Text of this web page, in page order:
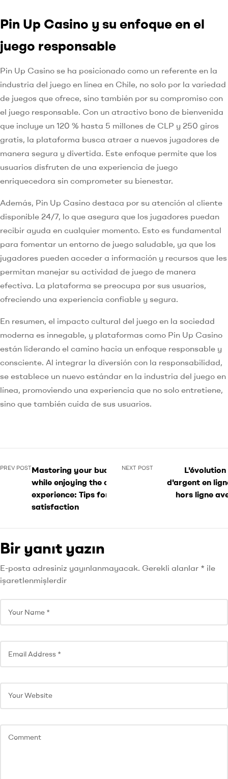
Pin Up Casino y su enfoque en el
juego responsable
Pin Up Casino se ha posicionado como un referente en la
industria del juego en línea en Chile, no solo por la variedad
de juegos que ofrece, sino también por su compromiso con
el juego responsable. Con un atractivo bono de bienvenida
que incluye un 120 % hasta 5 millones de CLP y 250 giros
gratis, la plataforma busca atraer a nuevos jugadores de
manera segura y divertida. Este enfoque permite que los
usuarios disfruten de una experiencia de juego
enriquecedora sin comprometer su bienestar.
Además, Pin Up Casino destaca por su atención al cliente
disponible 24/7, lo que asegura que los jugadores puedan
recibir ayuda en cualquier momento. Esto es fundamental
para fomentar un entorno de juego saludable, ya que los
jugadores pueden acceder a información y recursos que les
permitan manejar su actividad de juego de manera
efectiva. La plataforma se preocupa por sus usuarios,
ofreciendo una experiencia confiable y segura.
En resumen, el impacto cultural del juego en la sociedad
moderna es innegable, y plataformas como Pin Up Casino
están liderando el camino hacia un enfoque responsable y
consciente. Al integrar la diversión con la responsabilidad,
se establece un nuevo estándar en la industria del juego en
línea, promoviendo una experiencia que no solo entretiene,
sino que también cuida de sus usuarios.
PREV POSTMastering your budget
while enjoying the casino
experience: Tips for lasting
satisfaction
NEXT POST
L'évolution
d'argent en
hors ligne
Bir yanıt yazın
E-posta adresiniz yayınlanmayacak. Gerekli alanlar * ile
işaretlenmişlerdir